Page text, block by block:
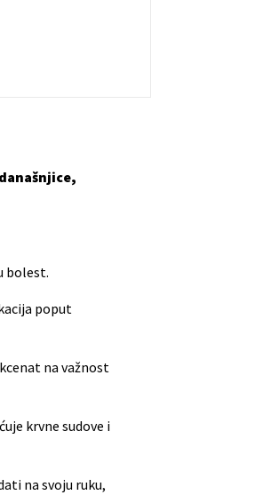
bolest.
poput
na važnost
krvne sudove i
na svoju ruku,